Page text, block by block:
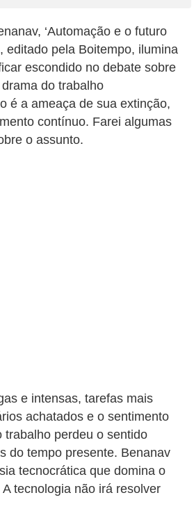
‘Automação e o futuro
editado pela Boitempo, ilumina
escondido no debate sobre
do trabalho
é a ameaça de sua extinção,
contínuo. Farei algumas
o assunto.
e intensas, tarefas mais
achatados e o sentimento
trabalho perdeu o sentido
do tempo presente. Benanav
tecnocrática que domina o
tecnologia não irá resolver